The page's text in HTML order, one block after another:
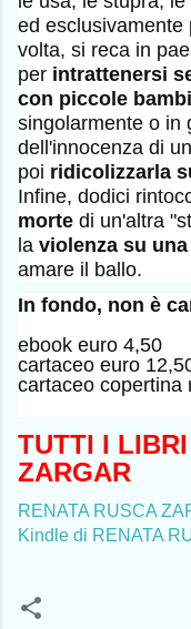
ed esclusivamente
volta, si reca in
per intrattenersi
con piccole
singolarmente o in
dell'innocenza di
poi ridicolizzarla
Infine, dodici
morte di un'altra
la violenza su una
amare il ballo.
In fondo, non è
ebook euro 4,50
cartaceo euro
cartaceo copertina
TUTTI I
ZARGAR
RENATA RUSCA
Kindle di RENATA